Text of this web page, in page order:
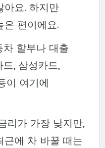
아요. 하지만
은 편이에요.
차 할부나 대출
, 삼성카드,
이 여기에
리가 가장 낮지만,
근에 차 바꿀 때는